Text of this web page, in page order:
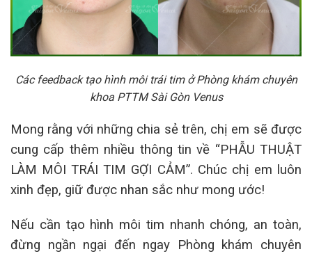
Các feedback tạo hình môi trái tim ở Phòng khám chuyên
khoa PTTM Sài Gòn Venus
Mong rằng với những chia sẻ trên, chị em sẽ được
cung cấp thêm nhiều thông tin về “PHẪU THUẬT
LÀM MÔI TRÁI TIM GỢI CẢM”. Chúc chị em luôn
xinh đẹp, giữ được nhan sắc như mong ước!
Nếu cần tạo hình môi tim nhanh chóng, an toàn,
đừng ngần ngại đến ngay Phòng khám chuyên